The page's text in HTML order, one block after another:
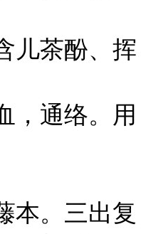
儿茶酚、挥
，通络。用
。三出复